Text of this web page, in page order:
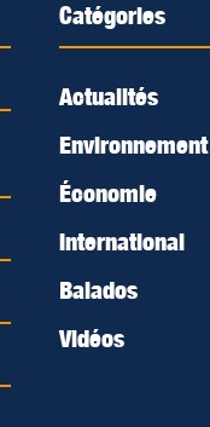
Catégories
Actualités
Environnement
Économie
International
Balados
Vidéos